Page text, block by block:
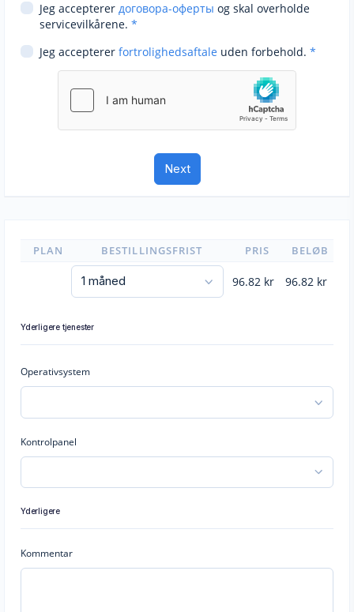
Jeg accepterer договора-оферты og skal overholde
servicevilkårene. *
Jeg accepterer fortrolighedsaftale uden forbehold. *
PLAN BESTILLINGSFRIST PRIS BELØB
96.82kr 96.82kr
Yderligere tjenester
Operativsystem
Kontrolpanel
Yderligere
Kommentar